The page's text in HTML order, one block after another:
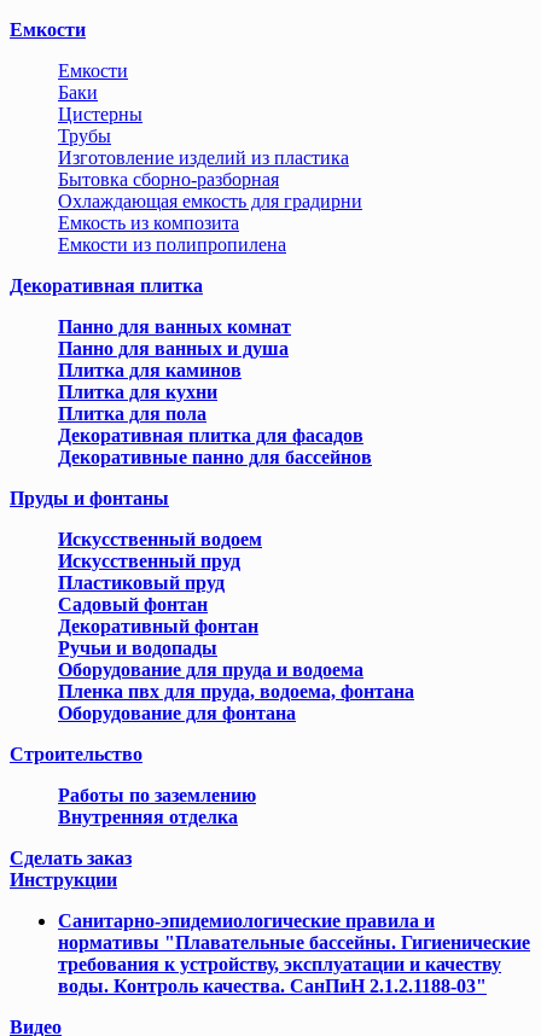
Емкости
Емкости
Баки
Цистерны
Трубы
Изготовление изделий из пластика
Бытовка сборно-разборная
Охлаждающая емкость для градирни
Емкость из композита
Емкости из полипропилена
Декоративная плитка
Панно для ванных комнат
Панно для ванных и душа
Плитка для каминов
Плитка для кухни
Плитка для пола
Декоративная плитка для фасадов
Декоративные панно для бассейнов
Пруды и фонтаны
Искусственный водоем
Искусственный пруд
Пластиковый пруд
Садовый фонтан
Декоративный фонтан
Ручьи и водопады
Оборудование для пруда и водоема
Пленка пвх для пруда, водоема, фонтана
Оборудование для фонтана
Cтроительство
Работы по заземлению
Внутренняя отделка
Сделать заказ
Инструкции
Cанитарно-эпидемиологические правила и
нормативы "Плавательные бассейны. Гигиенические
требования к устройству, эксплуатации и качеству
воды. Контроль качества. СанПиН 2.1.2.1188-03"
Видео